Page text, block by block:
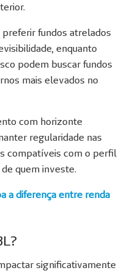
fundos atrelados
enquanto
podem buscar fundos
mais elevados no
com horizonte
regularidade nas
compatíveis com o perfil
quem investe.
a diferença entre renda
significativamente